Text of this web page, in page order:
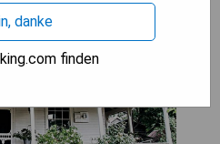
danke
finden